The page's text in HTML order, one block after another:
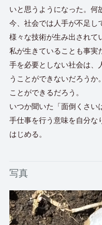
いと思うようになった。何
今、社会では人手が不足し
様々な技術が生み出されて
私が生きていることも事実
手を必要としない社会は、
うことができないだろうか
ことができるだろう。
いつか聞いた「面倒くさい
手仕事を行う意味を自分な
はじめる。
写真